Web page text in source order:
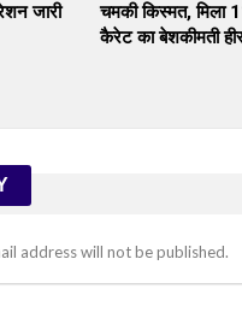
जारी
चमकी किस्मत, मिला
कैरेट का बेशकीमती
address will not be published.